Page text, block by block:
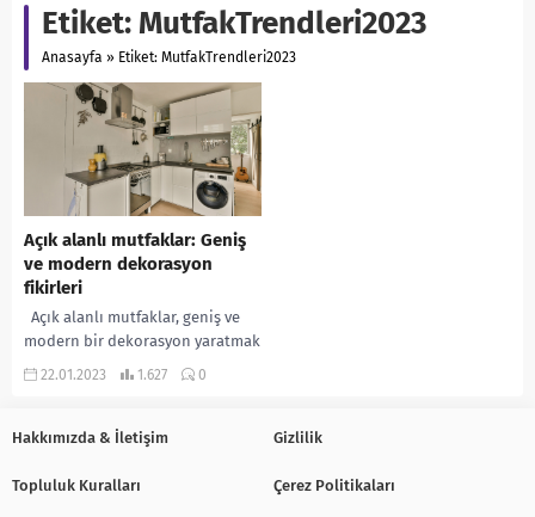
Etiket: MutfakTrendleri2023
Anasayfa » Etiket: MutfakTrendleri2023
Açık alanlı mutfaklar: Geniş
ve modern dekorasyon
fikirleri
Açık alanlı mutfaklar, geniş ve
modern bir dekorasyon yaratmak
için mükemmel bir seçenektir.
22.01.2023 1.627 0
Hakkımızda & İletişim Gizlilik
Topluluk Kuralları Çerez Politikaları